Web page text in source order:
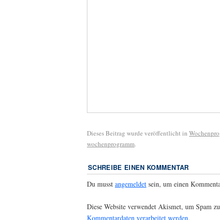
Dieses Beitrag wurde veröffentlicht in
wochenprogramm.
SCHREIBE EINEN KOMMENTAR
Du musst angemeldet sein, um einen
Diese Website verwendet Akismet, um Spam
Kommentardaten verarbeitet werden.